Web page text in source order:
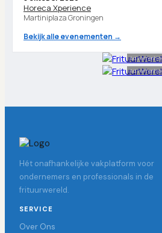
Horeca Xperience
Martiniplaza Groningen
Bekijk alle evenementen →
Advertentie
Advertentie
Hét onafhankelijke vakplatform voor
ondernemers en professionals in de
frituurwereld.
SERVICE
Over Ons